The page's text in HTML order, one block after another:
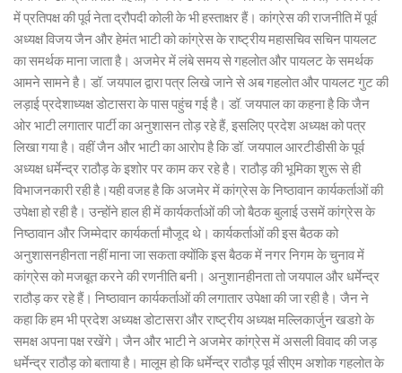
में प्रतिपक्ष की पूर्व नेता द्रौपदी कोली के भी हस्ताक्षर हैं। कांग्रेस की राजनीति में पूर्व
अध्यक्ष विजय जैन और हेमंत भाटी को कांग्रेस के राष्ट्रीय महासचिव सचिन पायलट
का समर्थक माना जाता है। अजमेर में लंबे समय से गहलोत और पायलट के समर्थक
आमने सामने है। डॉ. जयपाल द्वारा पत्र लिखे जाने से अब गहलोत और पायलट गुट की
लड़ाई प्रदेशाध्यक्ष डोटासरा के पास पहुंच गई है। डॉ. जयपाल का कहना है कि जैन
ओर भाटी लगातार पार्टी का अनुशासन तोड़ रहे हैं, इसलिए प्रदेश अध्यक्ष को पत्र
लिखा गया है। वहीं जैन और भाटी का आरोप है कि डॉ. जयपाल आरटीडीसी के पूर्व
अध्यक्ष धर्मेन्द्र राठौड़ के इशोर पर काम कर रहे है। राठौड़ की भूमिका शुरू से ही
विभाजनकारी रही है।यही वजह है कि अजमेर में कांग्रेस के निष्ठावान कार्यकर्ताओं की
उपेक्षा हो रही है। उन्होंने हाल ही में कार्यकर्ताओं की जो बैठक बुलाई उसमें कांग्रेस के
निष्ठावान और जिम्मेदार कार्यकर्ता मौजूद थे। कार्यकर्ताओं की इस बैठक को
अनुशासनहीनता नहीं माना जा सकता क्योंकि इस बैठक में नगर निगम के चुनाव में
कांग्रेस को मजबूत करने की रणनीति बनी। अनुशानहीनता तो जयपाल और धर्मेन्द्र
राठौड़ कर रहे हैं। निष्ठावान कार्यकर्ताओं की लगातार उपेक्षा की जा रही है। जैन ने
कहा कि हम भी प्रदेश अध्यक्ष डोटासरा और राष्ट्रीय अध्यक्ष मल्लिकार्जुन खडग़े के
समक्ष अपना पक्ष रखेंगे। जैन और भाटी ने अजमेर कांग्रेस में असली विवाद की जड़
धर्मेन्द्र राठौड़ को बताया है। मालूम हो कि धर्मेन्द्र राठौड़ पूर्व सीएम अशोक गहलोत के